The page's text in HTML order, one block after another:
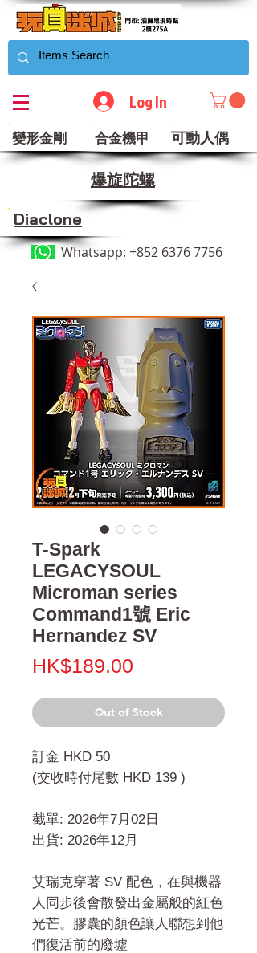
Log In
變形金剛 合金機甲 可動人偶
​爆旋陀螺
Diaclone
Whatsapp: +852 6376 7756
T-Spark
LEGACYSOUL
Microman series
Command1號 Eric
Hernandez SV
HK$189.00
Out of Stock
訂金 HKD 50
(交收時付尾數 HKD 139 )
截單: 2026年7月02日
出貨: 2026年12月
艾瑞克穿著 SV 配色，在與機器
人同步後會散發出金屬般的紅色
光芒。膠囊的顏色讓人聯想到他
們復活前的廢墟